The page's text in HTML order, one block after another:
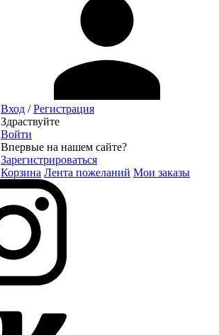
Вход /Регистрация
Здраствуйте
Войти
Впервые на нашем сайте?
Зарегистрироваться
Корзина Лента пожеланий Мои заказы